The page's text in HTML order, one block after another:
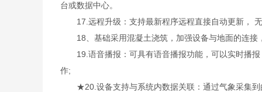
台或数据中心。
17.远程升级：支持最新程序远程直接自动更新，
18、基础采用混凝土浇筑，加强设备与地面的连接
19.语音播报：可具有语音播报功能，可以实时播报
作;
★20.设备支持与系统内数据关联：通过气象采集到